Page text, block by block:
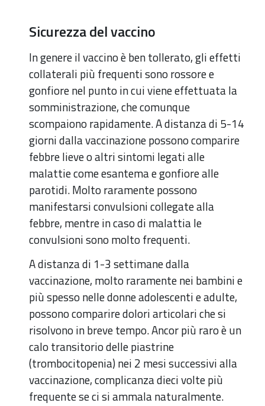
Sicurezza del vaccino
In genere il vaccino è ben tollerato, gli effetti
collaterali più frequenti sono rossore e
gonfiore nel punto in cui viene effettuata la
somministrazione, che comunque
scompaiono rapidamente. A distanza di 5-14
giorni dalla vaccinazione possono comparire
febbre lieve o altri sintomi legati alle
malattie come esantema e gonfiore alle
parotidi. Molto raramente possono
manifestarsi convulsioni collegate alla
febbre, mentre in caso di malattia le
convulsioni sono molto frequenti.
A distanza di 1-3 settimane dalla
vaccinazione, molto raramente nei bambini e
più spesso nelle donne adolescenti e adulte,
possono comparire dolori articolari che si
risolvono in breve tempo. Ancor più raro è un
calo transitorio delle piastrine
(trombocitopenia) nei 2 mesi successivi alla
vaccinazione, complicanza dieci volte più
frequente se ci si ammala naturalmente.